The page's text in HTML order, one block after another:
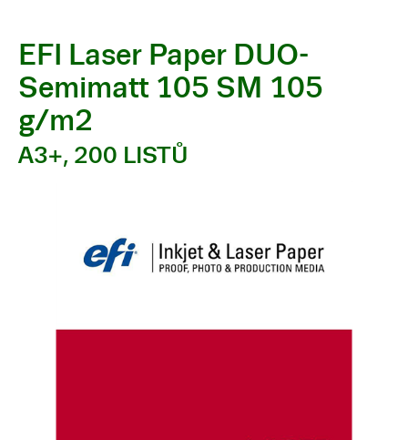
EFI Laser Paper DUO-
Semimatt 105 SM 105
g/m2
A3+, 200 LISTŮ